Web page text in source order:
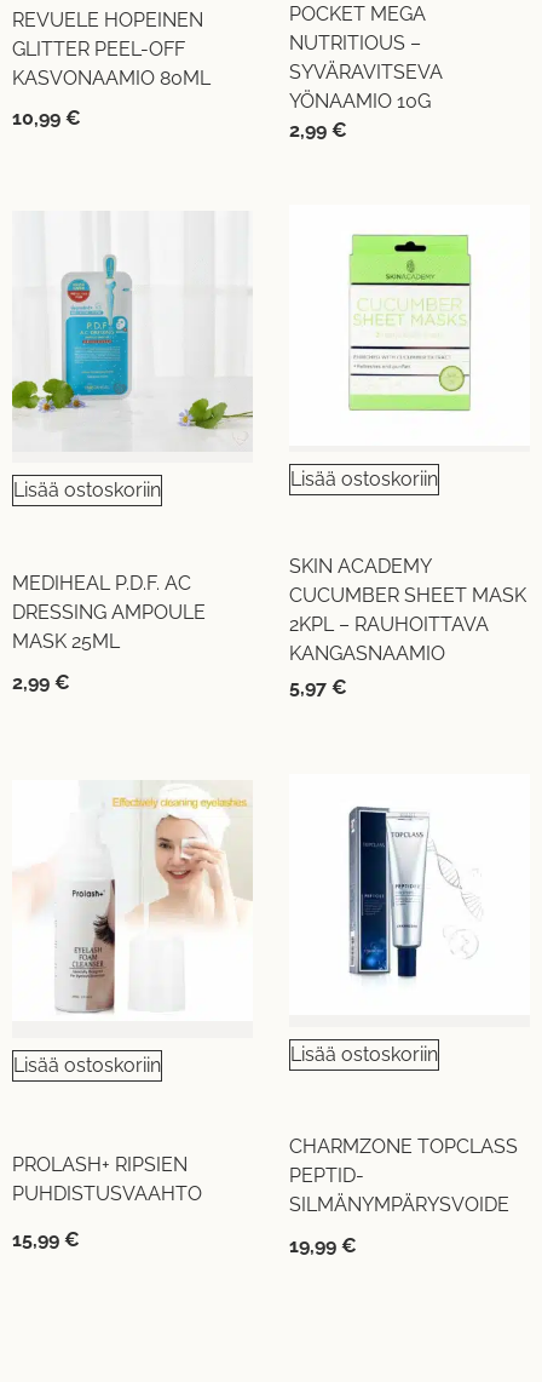
REVUELE HOPEINEN
GLITTER PEEL-OFF
KASVONAAMIO 80ML
10,99 €
POCKET MEGA
NUTRITIOUS –
SYVÄRAVITSEVA
YÖNAAMIO 10G
2,99 €
Lisää ostoskoriin
MEDIHEAL P.D.F. AC
DRESSING AMPOULE
MASK 25ML
2,99 €
Lisää ostoskoriin
SKIN ACADEMY
CUCUMBER SHEET MASK
2KPL – RAUHOITTAVA
KANGASNAAMIO
5,97 €
Lisää ostoskoriin
PROLASH+ RIPSIEN
PUHDISTUSVAAHTO
15,99 €
Lisää ostoskoriin
CHARMZONE TOPCLASS
PEPTID-
SILMÄNYMPÄRYSVOIDE
19,99 €